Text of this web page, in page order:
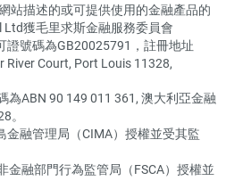
站描述的或可提供使用的金融產品的
獲毛里求斯金融服務委員會
證號碼為GB20025791，註冊地址
River Court, Port Louis 11328,
為ABN 90 149 011 361, 澳大利亞金融
。
融管理局（CIMA）授權並受其監
金融部門行為監管局（FSCA）授權並